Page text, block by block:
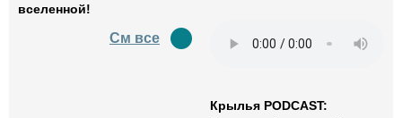
вселенной!
См все
Крылья PODCAST: